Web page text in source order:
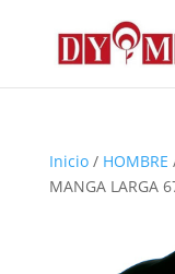
Inicio/ HOMBRE
MANGA LARGA